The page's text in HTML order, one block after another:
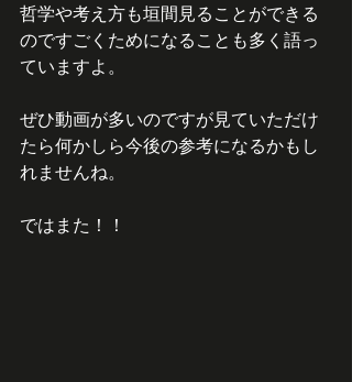
哲学や考え方も垣間見ることができる
のですごくためになることも多く語っ
ていますよ。
ぜひ動画が多いのですが見ていただけ
たら何かしら今後の参考になるかもし
れませんね。
ではまた！！